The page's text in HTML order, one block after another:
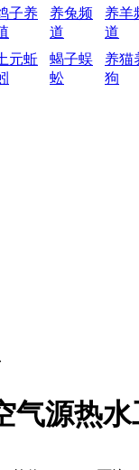
子养
养兔频
道
养羊
道
元蚯
蝎子蜈
蚣
养猫
狗
气源热